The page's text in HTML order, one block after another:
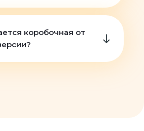
коробочная от